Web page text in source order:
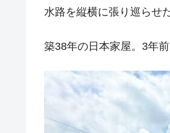
水路を縦横に張り巡らせ
築38年の日本家屋。3年